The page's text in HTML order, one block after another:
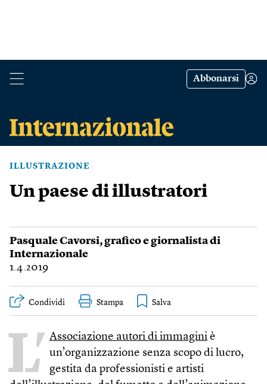
Abbonarsi
ILLUSTRAZIONE
Un paese di illustratori
Pasquale Cavorsi, grafico e giornalista di
Internazionale
1.4.2019
Condividi Stampa
L’ Associazione autori di immagini è
un’organizzazione senza scopo di lucro,
gestita da professionisti e artisti